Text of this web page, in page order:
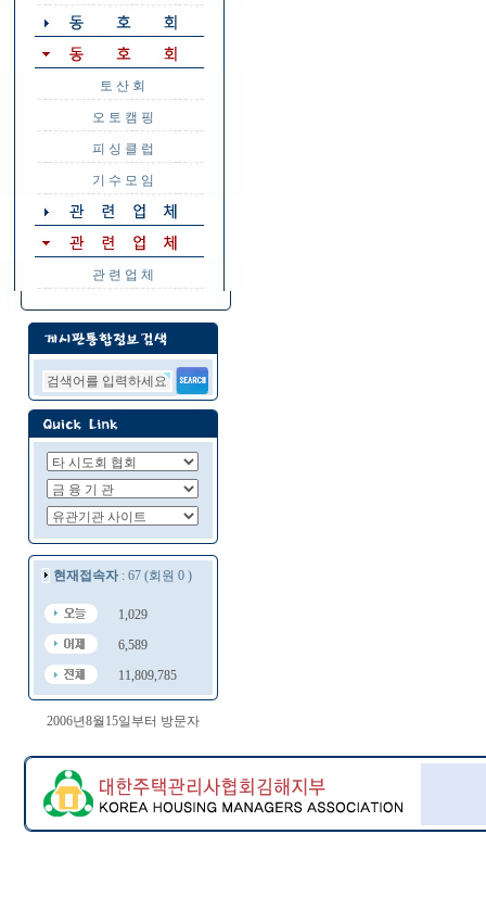
토 산 회
오 토 캠 핑
피 싱 클 럽
기 수 모 임
관 련 업 체
현재접속자: 67 (회원 0 )
1,029
6,589
11,809,785
2006년8월15일부터 방문자